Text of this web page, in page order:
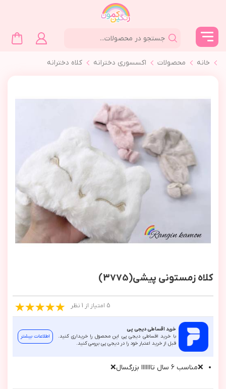
خانه محصولات اکسسوری دخترانه کلاه دخترانه
کلاه زمستونی پیشی(3775)
5 امتیاز از 1 نظر
خرید اقساطی دیجی پی
با خرید اقساطی دیجی پی این محصول را خریداری کنید.
قبل از خرید اعتبار خود را در دیجی پی بررسی کنید.
اطلاعات بیشتر
❌مناسب ٦ سال تااااااا بزرگسال❌